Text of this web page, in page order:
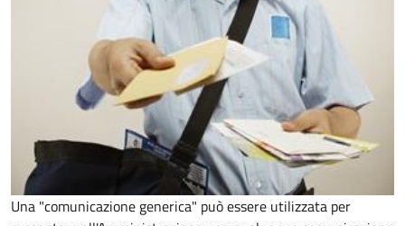
Una "comunicazione generica" può essere utilizzata per